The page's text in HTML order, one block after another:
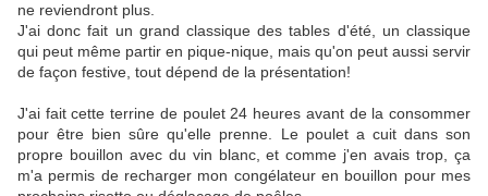
ne reviendront plus.
J'ai donc fait un grand classique des tables d'été, un classique
qui peut même partir en pique-nique, mais qu'on peut aussi servir
de façon festive, tout dépend de la présentation!
J'ai fait cette terrine de poulet 24 heures avant de la consommer
pour être bien sûre qu'elle prenne. Le poulet a cuit dans son
propre bouillon avec du vin blanc, et comme j'en avais trop, ça
m'a permis de recharger mon congélateur en bouillon pour mes